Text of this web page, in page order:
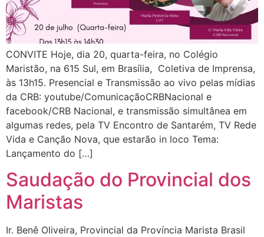
CONVITE Hoje, dia 20, quarta-feira, no Colégio
Maristão, na 615 Sul, em Brasília, Coletiva de Imprensa,
às 13h15. Presencial e Transmissão ao vivo pelas mídias
da CRB: youtube/ComunicaçãoCRBNacional e
facebook/CRB Nacional, e transmissão simultânea em
algumas redes, pela TV Encontro de Santarém, TV Rede
Vida e Canção Nova, que estarão in loco Tema:
Lançamento do […]
Saudação do Provincial dos
Maristas
Ir. Benê Oliveira, Provincial da Província Marista Brasil